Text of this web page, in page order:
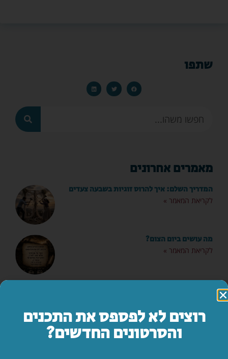
שתפו
מאמרים אחרונים
המדריך השלם: איך להרוס זוגיות בשבעה צעדים
לקריאת המאמר »
מה עושים ביום הצום?
לקריאת המאמר »
החופש כאן. בעלי שם. איך מחזיקים מעמד?!
רוצים לא לפספס את התכנים
והסרטונים החדשים?